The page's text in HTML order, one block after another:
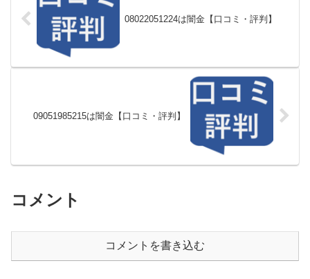
08022051224は闇金【口コミ・評判】
09051985215は闇金【口コミ・評判】
コメント
コメントを書き込む